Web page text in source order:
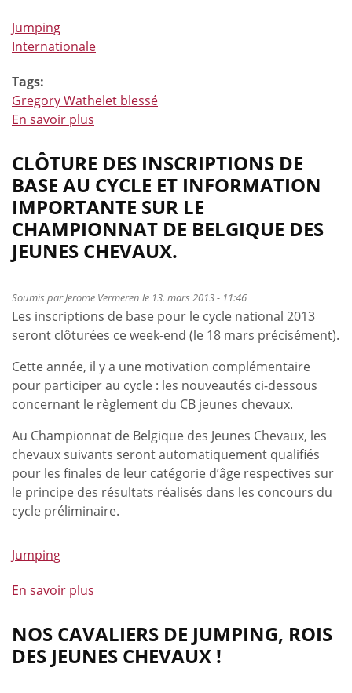
Jumping
Internationale
Tags:
Gregory Wathelet blessé
En savoir plus
de
Gregory
Wathelet
blessé
au
Sunshine
CLÔTURE DES INSCRIPTIONS DE
BASE AU CYCLE ET INFORMATION
IMPORTANTE SUR LE
CHAMPIONNAT DE BELGIQUE DES
JEUNES CHEVAUX.
Soumis parJerome Vermeren le 13. mars 2013 - 11:46
Les inscriptions de base pour le cycle national 2013
seront clôturées ce week-end (le 18 mars précisément).
Cette année, il y a une motivation complémentaire
pour participer au cycle : les nouveautés ci-dessous
concernant le règlement du CB jeunes chevaux.
Au Championnat de Belgique des Jeunes Chevaux, les
chevaux suivants seront automatiquement qualifiés
pour les finales de leur catégorie d’âge respectives sur
le principe des résultats réalisés dans les concours du
cycle préliminaire.
Jumping
En savoir plus
de
Clôture
des
NOS CAVALIERS DE JUMPING, ROIS
DES JEUNES CHEVAUX !